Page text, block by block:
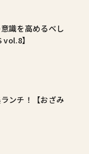
識を高めるべし
vol.8】
ンチ！【おざみ